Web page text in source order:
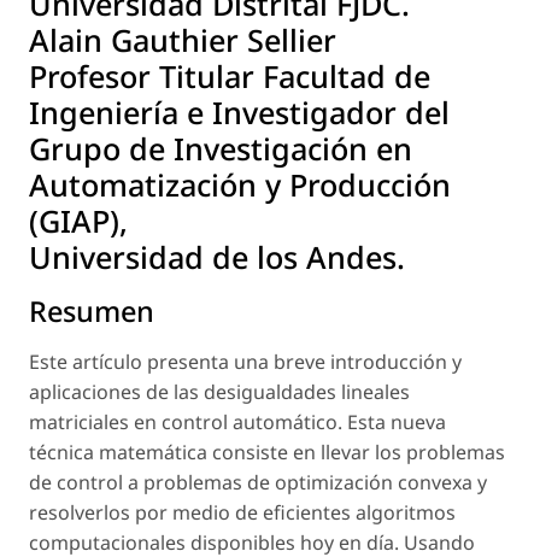
Alain Gauthier Sellier
Profesor Titular Facultad de
Ingeniería e Investigador del
Grupo de Investigación en
Automatización y Producción
(GIAP),
Universidad de los Andes.
Resumen
Este artículo presenta una breve introducción y
aplicaciones de las desigualdades lineales
matriciales en control automático. Esta nueva
técnica matemática consiste en llevar los problemas
de control a problemas de optimización convexa y
resolverlos por medio de eficientes algoritmos
computacionales disponibles hoy en día. Usando